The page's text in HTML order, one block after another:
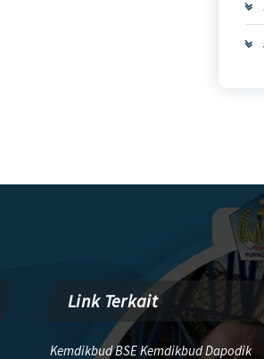
Link Terkait
Kemdikbud BSE Kemdikbud Dapodik